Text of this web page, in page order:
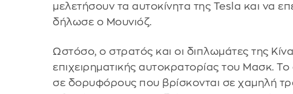
μελετήσουν τα αυτοκίνητα της Tesla και να
δήλωσε ο Μουνιόζ.
Ωστόσο, ο στρατός και οι διπλωμάτες της
επιχειρηματικής αυτοκρατορίας του Μασκ.
σε δορυφόρους που βρίσκονται σε χαμηλή